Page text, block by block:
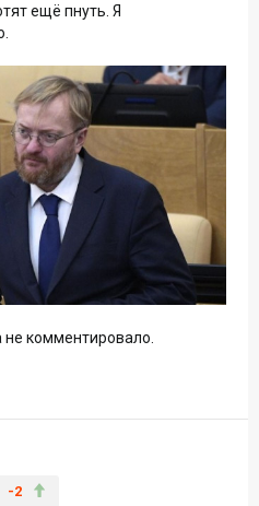
ещё пнуть. Я
комментировало.
-2